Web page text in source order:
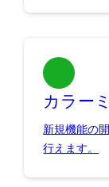
カラー
新規機能の
行えます。